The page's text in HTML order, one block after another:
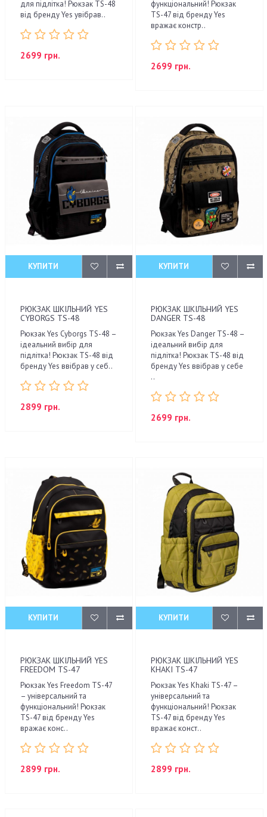
для підлітка! Рюкзак TS-48
від бренду Yes увібрав..
2699 грн.
функціональний! Рюкзак
TS-47 від бренду Yes
вражає констр..
2699 грн.
КУПИТИ
РЮКЗАК ШКІЛЬНИЙ YES
CYBORGS TS-48
Рюкзак Yes Cyborgs TS-48 –
ідеальний вибір для
підлітка! Рюкзак TS-48 від
бренду Yes ввібрав у себ..
2899 грн.
КУПИТИ
РЮКЗАК ШКІЛЬНИЙ YES
DANGER TS-48
Рюкзак Yes Danger TS-48 –
ідеальний вибір для
підлітка! Рюкзак TS-48 від
бренду Yes ввібрав у себе
..
2699 грн.
КУПИТИ
РЮКЗАК ШКІЛЬНИЙ YES
FREEDOM TS-47
Рюкзак Yes Freedom TS-47
– універсальний та
функціональний! Рюкзак
TS-47 від бренду Yes
вражає конс..
2899 грн.
КУПИТИ
РЮКЗАК ШКІЛЬНИЙ YES
KHAKI TS-47
Рюкзак Yes Khaki TS-47 –
універсальний та
функціональний! Рюкзак
TS-47 від бренду Yes
вражає конст..
2899 грн.